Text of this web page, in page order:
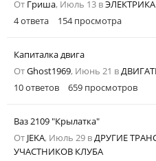
От Гриша, Июль 13 вЭЛЕКТРИКА
4ответа 154 просмотра
Капиталка двига
ОтGhost1969, Июнь 21 в
10ответов 659 просмотров
Ваз 2109 "Крылатка"
От JEKA, Июль 29 вДРУГИЕ
УЧАСТНИКОВ КЛУБА